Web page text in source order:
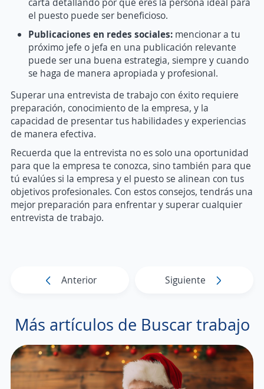
el puesto puede ser beneficioso.
Publicaciones en redes sociales: mencionar a tu
próximo jefe o jefa en una publicación relevante
puede ser una buena estrategia, siempre y cuando
se haga de manera apropiada y profesional.
Superar una entrevista de trabajo con éxito requiere
preparación, conocimiento de la empresa, y la
capacidad de presentar tus habilidades y experiencias
de manera efectiva.
Recuerda que la entrevista no es solo una oportunidad
para que la empresa te conozca, sino también para que
tú evalúes si la empresa y el puesto se alinean con tus
objetivos profesionales. Con estos consejos, tendrás una
mejor preparación para enfrentar y superar cualquier
entrevista de trabajo.
Anterior Siguiente
Más artículos de Buscar trabajo